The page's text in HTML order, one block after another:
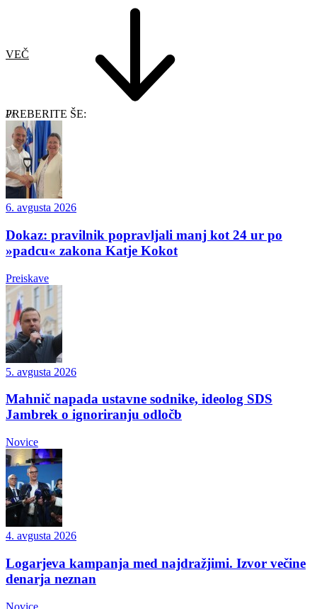
VEČ
PREBERITE ŠE:
6. avgusta 2026
Dokaz: pravilnik popravljali manj kot 24 ur po
»padcu« zakona Katje Kokot
Preiskave
5. avgusta 2026
Mahnič napada ustavne sodnike, ideolog SDS
Jambrek o ignoriranju odločb
Novice
4. avgusta 2026
Logarjeva kampanja med najdražjimi. Izvor večine
denarja neznan
Novice